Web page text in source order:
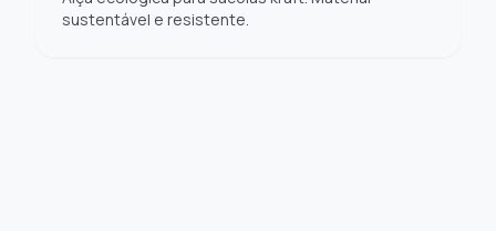
sustentável e resistente.